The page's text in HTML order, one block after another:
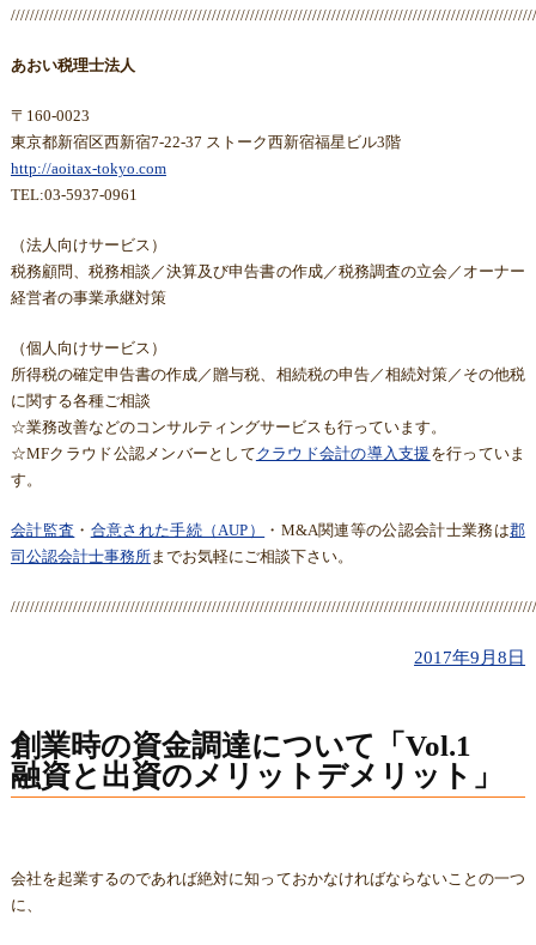
あおい税理士法人
〒160-0023
東京都新宿区西新宿7-22-37 ストーク西新宿福星ビル3階
http://aoitax-tokyo.com
TEL:03-5937-0961
（法人向けサービス）
税務顧問、税務相談／決算及び申告書の作成／税務調査の立会／オーナー
経営者の事業承継対策
（個人向けサービス）
所得税の確定申告書の作成／贈与税、相続税の申告／相続対策／その他税
に関する各種ご相談
☆業務改善などのコンサルティングサービスも行っています。
☆MFクラウド公認メンバーとしてクラウド会計の導入支援 を行っていま
す。
会計監査 ・ 合意された手続（AUP） ・M&A関連等の公認会計士業務は郡
司公認会計士事務所までお気軽にご相談下さい。
2017年9月8日
創業時の資金調達について「Vol.1
融資と出資のメリットデメリット」
会社を起業するのであれば絶対に知っておかなければならないことの一つ
に、